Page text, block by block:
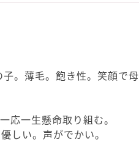
。薄毛。飽き性。笑顔で母
一生懸命取り組む。
しい。声がでかい。